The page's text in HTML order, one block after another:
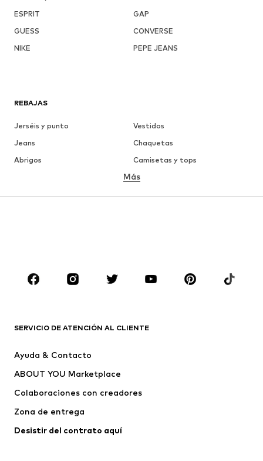
ESPRIT
GAP
GUESS
CONVERSE
NIKE
PEPE JEANS
REBAJAS
Jerséis y punto
Vestidos
Jeans
Chaquetas
Abrigos
Camisetas y tops
Ropa interior
Faldas
Blusas y camisas
Zapatos
Deporte
Vestidos
Camisetas y tops
Chaquetas
Jerséis y punto
Ropa interior
Abrigos
Más
SERVICIO DE ATENCIÓN AL CLIENTE
Ayuda & Contacto
ABOUT YOU Marketplace
Colaboraciones con creadores
Zona de entrega
Desistir del contrato aquí